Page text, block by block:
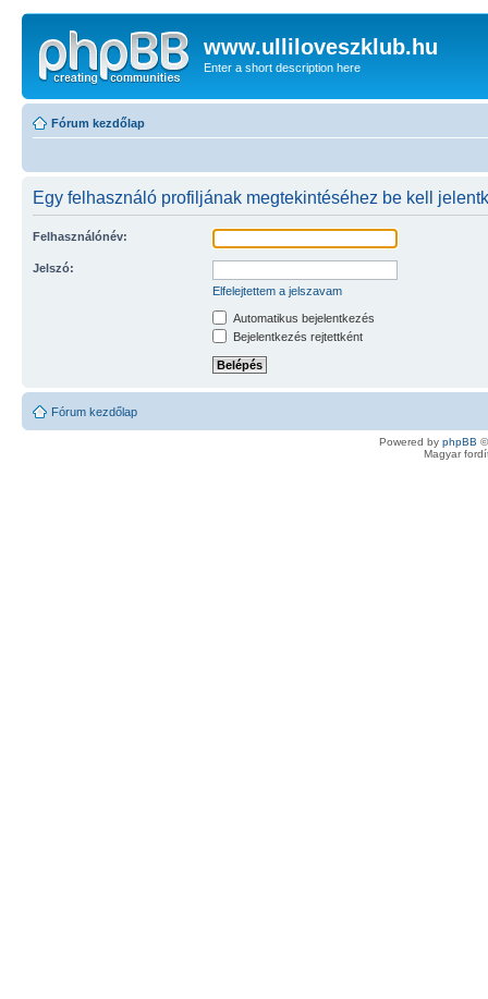
www.ulliloveszklub.hu
Enter a short description here
Fórum kezdőlap
Egy felhasználó profiljának megtekintéséhez be kell
Felhasználónév:
Jelszó:
Elfelejtettem a jelszavam
Automatikus bejelentkezés
Bejelentkezés rejtettként
Fórum kezdőlap
Powered by phpBB
Magyar